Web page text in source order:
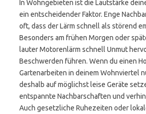
In Wohngebieten ist die Lautstärke
ein entscheidender Faktor. Enge
oft, dass der Lärm schnell als störend
Besonders am frühen Morgen oder
lauter Motorenlärm schnell Unmut
Beschwerden führen. Wenn du einen
Gartenarbeiten in deinem Wohnviertel
deshalb auf möglichst leise Geräte
entspannte Nachbarschaften und
Auch gesetzliche Ruhezeiten oder